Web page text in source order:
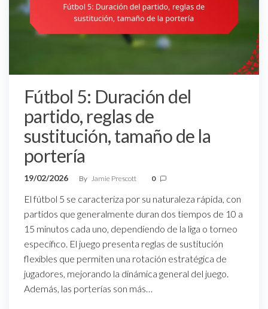
Fútbol 5: Duración del
partido, reglas de
sustitución, tamaño de la
portería
19/02/2026 By Jamie Prescott 0
El fútbol 5 se caracteriza por su naturaleza rápida, con
partidos que generalmente duran dos tiempos de 10 a
15 minutos cada uno, dependiendo de la liga o torneo
específico. El juego presenta reglas de sustitución
flexibles que permiten una rotación estratégica de
jugadores, mejorando la dinámica general del juego.
Además, las porterías son más…